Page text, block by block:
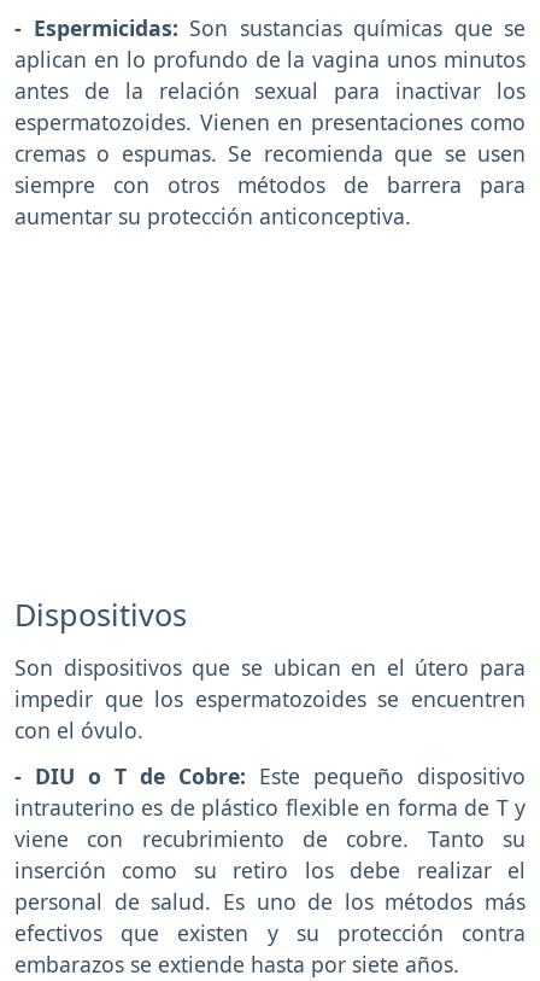
- Espermicidas: Son sustancias químicas que se
aplican en lo profundo de la vagina unos minutos
antes de la relación sexual para inactivar los
espermatozoides. Vienen en presentaciones como
cremas o espumas. Se recomienda que se usen
siempre con otros métodos de barrera para
aumentar su protección anticonceptiva.
Dispositivos
Son dispositivos que se ubican en el útero para
impedir que los espermatozoides se encuentren
con el óvulo.
- DIU o T de Cobre: Este pequeño dispositivo
intrauterino es de plástico flexible en forma de T y
viene con recubrimiento de cobre. Tanto su
inserción como su retiro los debe realizar el
personal de salud. Es uno de los métodos más
efectivos que existen y su protección contra
embarazos se extiende hasta por siete años.